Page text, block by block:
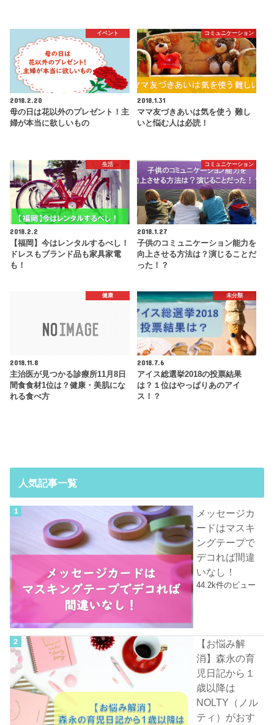
イベント
2018.2.20
母の日は花以外のプレゼント！主
婦が本当に欲しいもの
コミュニケーション
2018.1.31
ママ友づきあいは気を使う 難し
いと悩む人は必読！
生活
2018.2.2
【福岡】今はレンタルするべし！
ドレスもブランド品も家具家電
も！
コミュニケーション
2018.1.27
子供のコミュニケーション能力を
向上させる方法は？演じることだ
った！？
健康
2018.11.8
主治医が見つかる診療所11月8日
間食食材1位は？健康・美肌にな
れる食べ方
未分類
2018.7.6
アイス総選挙2018の投票結果
は？１位はやっぱりあのアイ
ス！？
人気記事一覧
メッセージカ
ードはマスキ
ングテープで
デコれば間違
いなし！
44.2k件のビュー
【お悩み解
消】森永の育
児日記から１
歳以降は
NOLTY（ノル
ティ）がおす